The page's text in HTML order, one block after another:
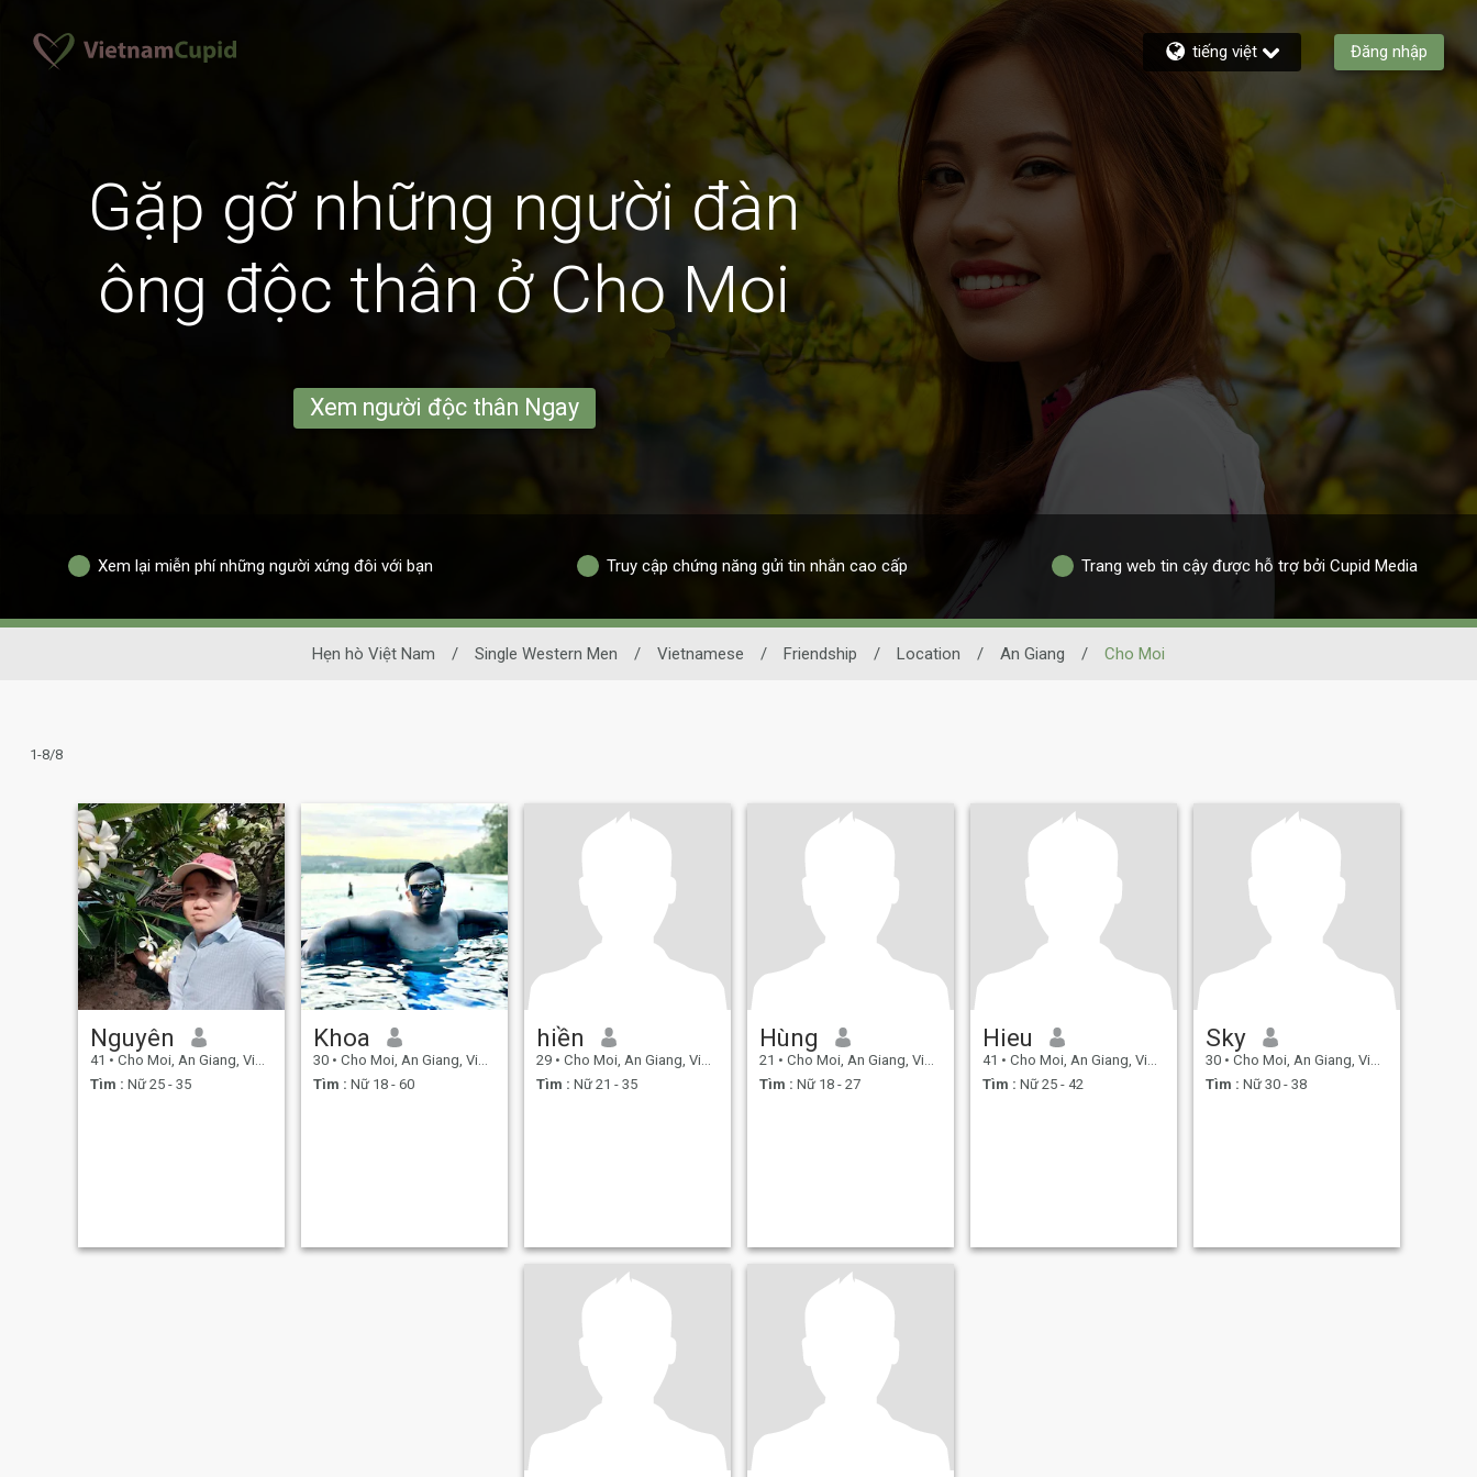
tiếng việt Đăng nhập
Gặp gỡ những người đàn
ông độc thân ở Cho Moi
Xem người độc thân Ngay
Xem lại miễn phí những người xứng đôi với bạn Truy cập chứng năng gửi tin nhắn cao cấp Trang web tin cậy được hỗ trợ bởi Cupid Media
Hẹn hò Việt Nam / Single Western Men / Vietnamese / Friendship / Location / An Giang / Cho Moi
1-8/8
Nguyên
41 • Cho Moi, An Giang, Việt Nam
Tìm : Nữ 25 - 35
Khoa
30 • Cho Moi, An Giang, Việt Nam
Tìm : Nữ 18 - 60
hiền
29 • Cho Moi, An Giang, Việt Nam
Tìm : Nữ 21 - 35
Hùng
21 • Cho Moi, An Giang, Việt Nam
Tìm : Nữ 18 - 27
Hieu
41 • Cho Moi, An Giang, Việt Nam
Tìm : Nữ 25 - 42
Sky
30 • Cho Moi, An Giang, Việt Nam
Tìm : Nữ 30 - 38